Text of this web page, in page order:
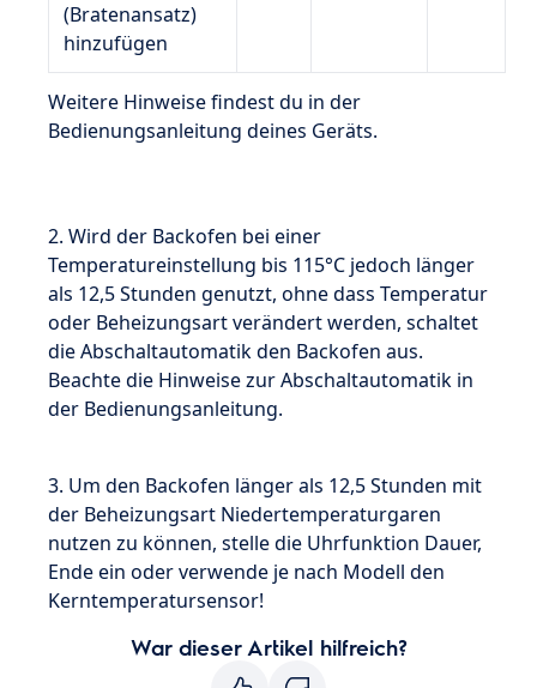
(Bratenansatz)
hinzufügen
Weitere Hinweise findest du in der
Bedienungsanleitung deines Geräts.
2. Wird der Backofen bei einer
Temperatureinstellung bis 115°C jedoch länger
als 12,5 Stunden genutzt, ohne dass Temperatur
oder Beheizungsart verändert werden, schaltet
die Abschaltautomatik den Backofen aus.
Beachte die Hinweise zur Abschaltautomatik in
der Bedienungsanleitung.
3. Um den Backofen länger als 12,5 Stunden mit
der Beheizungsart Niedertemperaturgaren
nutzen zu können, stelle die Uhrfunktion Dauer,
Ende ein oder verwende je nach Modell den
Kerntemperatursensor!
War dieser Artikel hilfreich?